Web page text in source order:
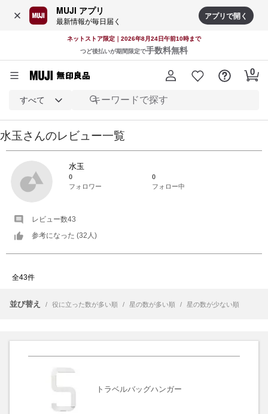
MUJI アプリ
最新情報が毎日届く アプリで開く
ネットストア限定｜2026年8月24日午前10時まで
つど後払いが期間限定で手数料無料
すべて
水玉さんのレビュー一覧
水玉
0
0
フォロワー
フォロー中
レビュー数43
参考になった (32 人)
全43件
並び替え / 役に立った数が多い順 / 星の数が多い順 / 星の数が少ない順
トラベルバッグハンガー